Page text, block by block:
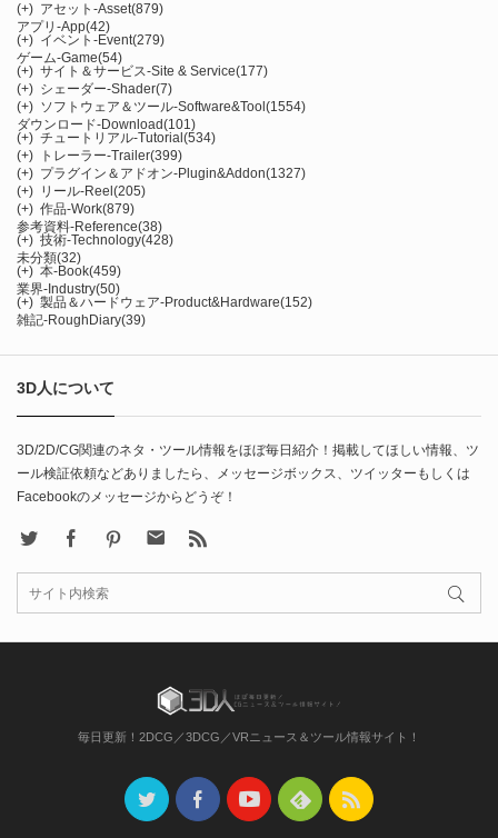
(+) アセット-Asset(879)
アプリ-App(42)
(+) イベント-Event(279)
ゲーム-Game(54)
(+) サイト＆サービス-Site & Service(177)
(+) シェーダー-Shader(7)
(+) ソフトウェア＆ツール-Software&Tool (1554)
ダウンロード-Download(101)
(+) チュートリアル-Tutorial (534)
(+)
トレーラー-Trailer(399)
(+) プラグイン＆アドオン-Plugin&Addon(1327)
(+) リール-Reel (205)
(+) 作品-Work(879)
参考資料-Reference(38)
(+) 技術-Technology(428)
未分類(32)
(+) 本-Book(459)
業界-Industry(50)
(+) 製品＆ハードウェア-Product&Hardware(152)
雑記-RoughDiary(39)
3D人について
3D/2D/CG関連のネタ・ツール情報をほぼ毎日紹介！掲載してほしい情報、ツ
ール検証依頼などありましたら、メッセージボックス、ツイッターもしくは
Facebookのメッセージからどうぞ！
FacebookPinterest Contact
毎日更新！2DCG／3DCG／VRニュース＆ツール情報サイト！